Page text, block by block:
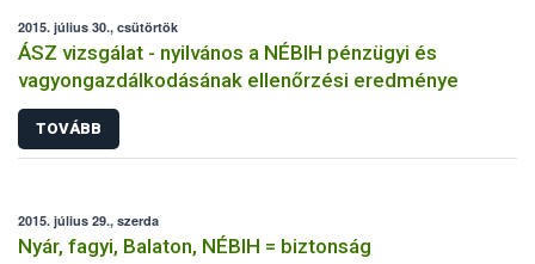
2015. július 30., csütörtök
ÁSZ vizsgálat - nyilvános a NÉBIH pénzügyi és
vagyongazdálkodásának ellenőrzési eredménye
TOVÁBB
2015. július 29., szerda
Nyár, fagyi, Balaton, NÉBIH = biztonság